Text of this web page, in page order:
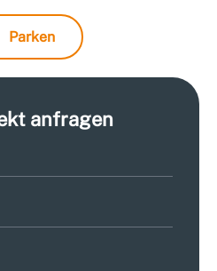
Parken
anfragen